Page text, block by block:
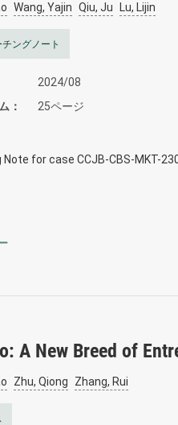
Wang, Yajin Qiu, Ju Lu, Lijin
チングノート
2024/08
25ページ
Note for case CCJB-CBS-MKT-
A New Breed of
Zhu, Qiong Zhang, Rui